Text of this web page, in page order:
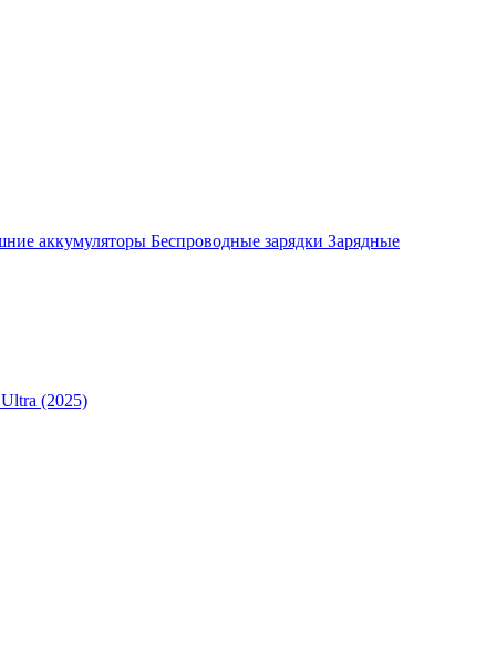
аккумуляторы Беспроводные зарядки Зарядные
(2025)